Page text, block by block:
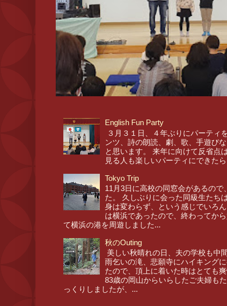
English Fun Party
３月３１日、４年ぶりにパーティ
ンツ、詩の朗読、劇、歌、手遊び
と思います。 来年に向けて反省点
見る人も楽しいパーティにできた
Tokyo Trip
11月3日に高校の同窓会があるの
た。 久しぶりに会った同級生たち
身は変わらず、という感じでいろ
は横浜であったので、終わってか
て横浜の港を周遊しました...
秋のOuting
美しい秋晴れの日、夫の学校も中
雨乞いの滝、悲願寺にハイキング
たので、頂上に着いた時はとても
83歳の岡山からいらしたご夫婦も
っくりしましたが、...